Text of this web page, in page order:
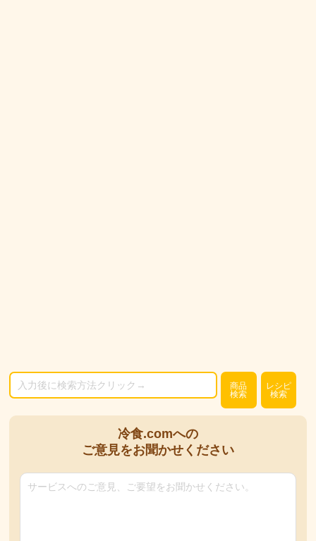
商品
検索
レシピ
検索
冷食.comへの
ご意見をお聞かせください